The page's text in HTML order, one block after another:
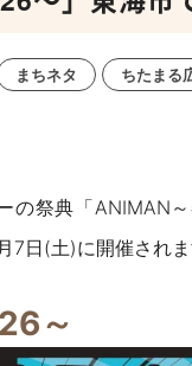
まちネタ ちたまる
の祭典「ANIMAN
日(土)に開催されま
～